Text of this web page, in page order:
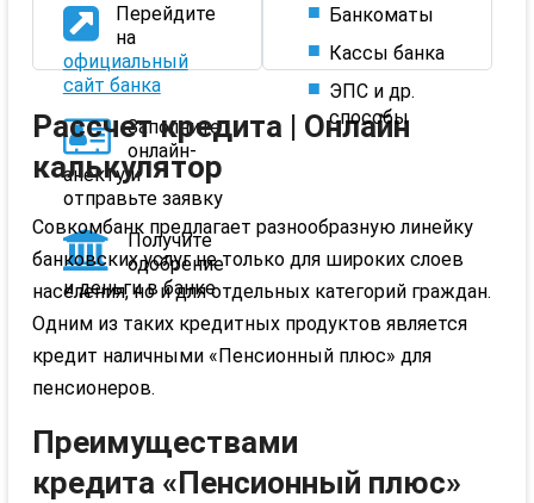
Перейдите
на
официальный
сайт банка
Заполните
онлайн-
анекту и
отправьте заявку
Получите
одобрение
и деньги в банке
Банкоматы
Кассы банка
ЭПС и др.
способы
Рассчет кредита | Онлайн
калькулятор
Совкомбанкпредлагает разнообразную линейку
банковских услуг не только для широких слоев
населения, но и для отдельных категорий граждан.
Одним из таких кредитных продуктов является
кредит наличными «Пенсионный плюс» для
пенсионеров.
Преимуществами
кредита «Пенсионный плюс»